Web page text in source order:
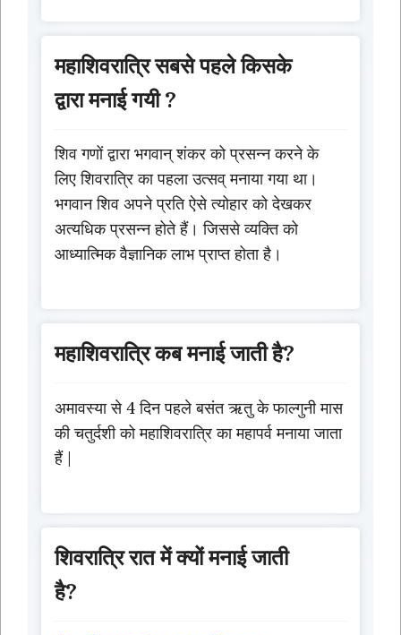
महाशिवरात्रि सबसे पहले किसके
द्वारा मनाई गयी ?
शिव गणों द्वारा भगवान् शंकर को प्रसन्न करने के
लिए शिवरात्रि का पहला उत्सव् मनाया गया था।
भगवान शिव अपने प्रति ऐसे त्योहार को देखकर
अत्यधिक प्रसन्न होते हैं। जिससे व्यक्ति को
आध्यात्मिक वैज्ञानिक लाभ प्राप्त होता है।
महाशिवरात्रि कब मनाई जाती है?
अमावस्या से 4 दिन पहले बसंत ऋतु के फाल्गुनी मास
की चतुर्दशी को महाशिवरात्रि का महापर्व मनाया जाता
हैं |
शिवरात्रि रात में क्यों मनाई जाती
है?